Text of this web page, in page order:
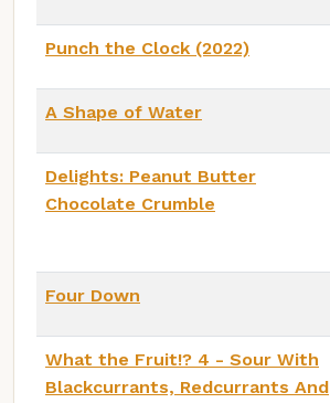
Punch the Clock (2022)
A Shape of Water
Delights: Peanut Butter
Chocolate Crumble
Four Down
What the Fruit!? 4 - Sour With
Blackcurrants, Redcurrants And